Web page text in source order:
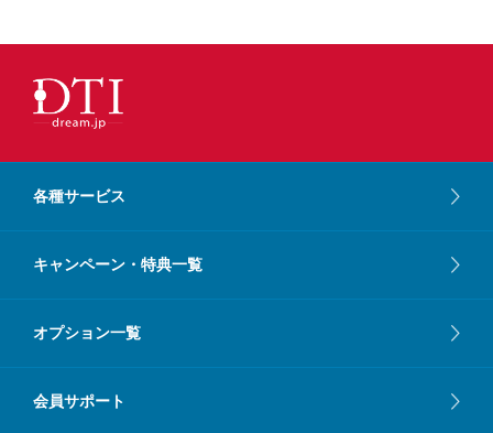
各種サービス
キャンペーン・特典一覧
オプション一覧
会員サポート